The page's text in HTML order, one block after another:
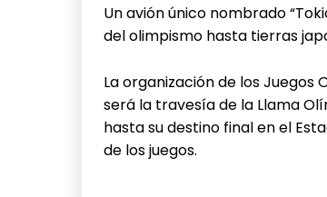
Un avión único nombrado
del olimpismo hasta tierras
La organización de los
será la travesía de la Llama
hasta su destino final en el
de los juegos.